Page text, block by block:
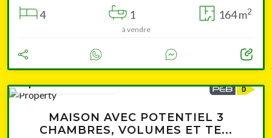
4 1 164 m2
à vendre
à partir de 259 000 €
MAISON AVEC POTENTIEL 3
CHAMBRES, VOLUMES ET TE...